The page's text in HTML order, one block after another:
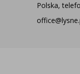
Polska,